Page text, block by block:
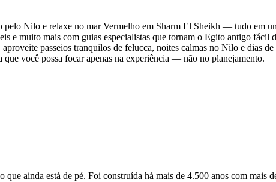
Nilo e relaxe no mar Vermelho em Sharm El Sheikh — tudo em
e muito mais com guias especialistas que tornam o Egito antigo fácil
passeios tranquilos de felucca, noites calmas no Nilo e dias
que você possa focar apenas na experiência — não no planejamento.
ainda está de pé. Foi construída há mais de 4.500 anos com mais